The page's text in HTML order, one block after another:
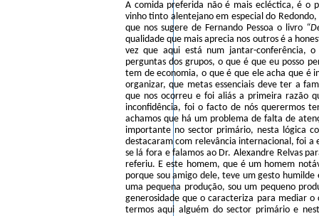
A comida preferida não é mais ecléctica, é o
vinho tinto alentejano em especial do
que nos sugere de Fernando Pessoa o livro
qualidade que mais aprecia nos outros é a
vez que aqui está num jantar-conferência,
perguntas dos grupos, o que é que eu posso
tem de economia, o que é que ele acha que é
organizar, que metas essenciais deve ter a
que nos ocorreu e foi aliás a primeira razão
inconfidência, foi o facto de nós querermos
achamos que há um problema de falta de
importante no sector primário, nesta lógica
destacaram com relevância internacional, foi a
se lá fora e falamos ao Dr. Alexandre Relvas
referiu. E este homem, que é um homem
porque sou amigo dele, teve um gesto humilde
uma pequena produção, sou um pequeno
generosidade que o caracteriza para mediar
termos aqui alguém do sector primário e